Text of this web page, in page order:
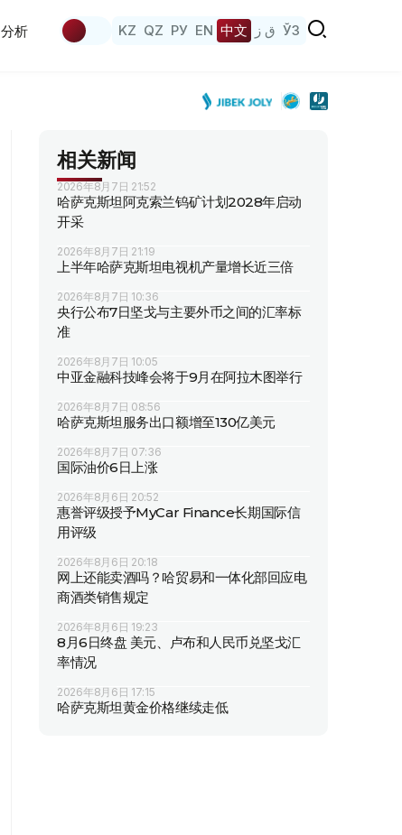
分析 KZ QZ РУ EN 中文 ق ز ЎЗ
相关新闻
2026年8月7日 21:52
哈萨克斯坦阿克索兰钨矿计划2028年启动
开采
2026年8月7日 21:19
上半年哈萨克斯坦电视机产量增长近三倍
2026年8月7日 10:36
央行公布7日坚戈与主要外币之间的汇率标
准
2026年8月7日 10:05
中亚金融科技峰会将于9月在阿拉木图举行
2026年8月7日 08:56
哈萨克斯坦服务出口额增至130亿美元
2026年8月7日 07:36
国际油价6日上涨
2026年8月6日 20:52
惠誉评级授予MyCar Finance长期国际信
用评级
2026年8月6日 20:18
网上还能卖酒吗？哈贸易和一体化部回应电
商酒类销售规定
2026年8月6日 19:23
8月6日终盘 美元、卢布和人民币兑坚戈汇
率情况
2026年8月6日 17:15
哈萨克斯坦黄金价格继续走低